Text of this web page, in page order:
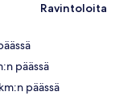
Ravintoloita
päässä
päässä